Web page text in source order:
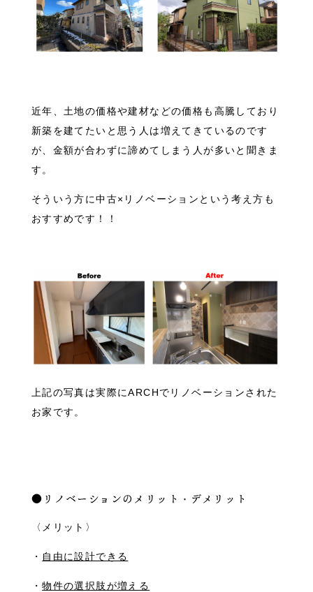
近年、土地の価格や建材などの価格も高騰しており
新築を建てたいと思う人は増えてきているのです
が、金額が合わずに諦めてしまう人が多いと聞きま
す。
そういう方に中古×リノベーションという考え方も
おすすめです！！
上記の写真は実際にARCHでリノベーションされた
お家です。
●リノベーションのメリット・デメリット
〈メリット〉
・ 自由に設計できる
・物件の選択肢が増える